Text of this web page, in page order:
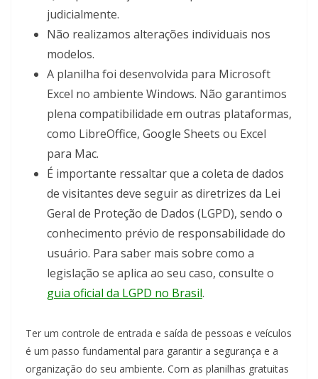
judicialmente.
Não realizamos alterações individuais nos
modelos.
A planilha foi desenvolvida para Microsoft
Excel no ambiente Windows. Não garantimos
plena compatibilidade em outras plataformas,
como LibreOffice, Google Sheets ou Excel
para Mac.
É importante ressaltar que a coleta de dados
de visitantes deve seguir as diretrizes da Lei
Geral de Proteção de Dados (LGPD), sendo o
conhecimento prévio de responsabilidade do
usuário. Para saber mais sobre como a
legislação se aplica ao seu caso, consulte o
guia oficial da LGPD no Brasil.
Ter um controle de entrada e saída de pessoas e veículos
é um passo fundamental para garantir a segurança e a
organização do seu ambiente. Com as planilhas gratuitas